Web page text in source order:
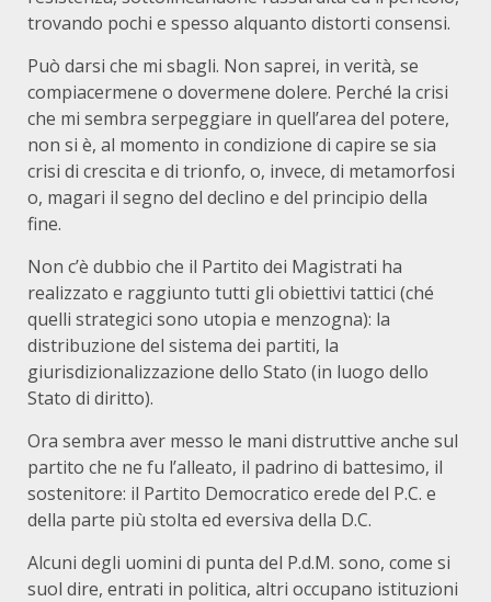
trovando pochi e spesso alquanto distorti consensi.
Può darsi che mi sbagli. Non saprei, in verità, se
compiacermene o dovermene dolere. Perché la crisi
che mi sembra serpeggiare in quell’area del potere,
non si è, al momento in condizione di capire se sia
crisi di crescita e di trionfo, o, invece, di metamorfosi
o, magari il segno del declino e del principio della
fine.
Non c’è dubbio che il Partito dei Magistrati ha
realizzato e raggiunto tutti gli obiettivi tattici (ché
quelli strategici sono utopia e menzogna): la
distribuzione del sistema dei partiti, la
giurisdizionalizzazione dello Stato (in luogo dello
Stato di diritto).
Ora sembra aver messo le mani distruttive anche sul
partito che ne fu l’alleato, il padrino di battesimo, il
sostenitore: il Partito Democratico erede del P.C. e
della parte più stolta ed eversiva della D.C.
Alcuni degli uomini di punta del P.d.M. sono, come si
suol dire, entrati in politica, altri occupano istituzioni